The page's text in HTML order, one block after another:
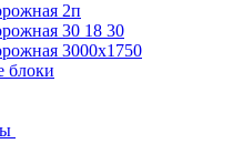
2п
30 18 30
3000х1750
блоки